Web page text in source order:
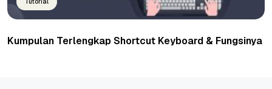
Kumpulan Terlengkap Shortcut Keyboard & Fungsinya